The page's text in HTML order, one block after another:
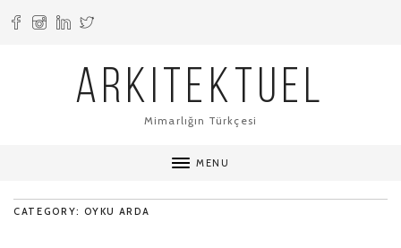
ARKITEKTUEL
Mimarlığın Türkçesi
MENU
CATEGORY: OYKU ARDA